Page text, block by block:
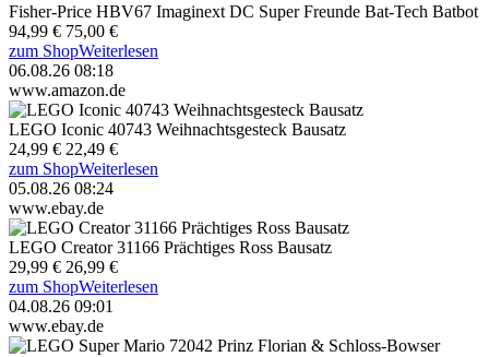
Fisher-Price HBV67 Imaginext DC Super Freunde Bat-Tech Batbot
94,99 € 75,00 €
zum ShopWeiterlesen
06.08.26 08:18
www.amazon.de
LEGO Iconic 40743 Weihnachtsgesteck Bausatz
24,99 € 22,49 €
zum ShopWeiterlesen
05.08.26 08:24
www.ebay.de
LEGO Creator 31166 Prächtiges Ross Bausatz
29,99 € 26,99 €
zum ShopWeiterlesen
04.08.26 09:01
www.ebay.de